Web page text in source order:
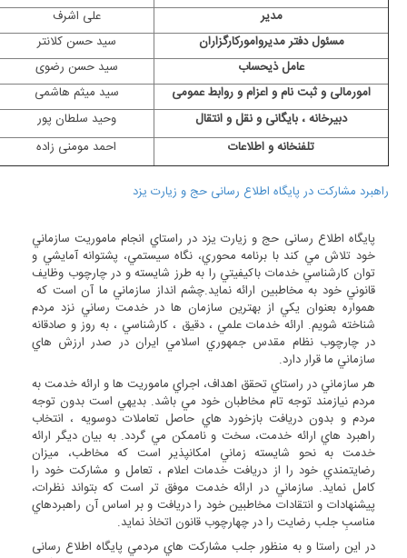
مدیر
علی اشرف
مسئول دفتر مدیروامورکارگزاران
سید حسن کلانتر
عامل ذیحساب
سید حسن رضوی
امورمالی و ثبت نام و اعزام و روابط عمومی
سید میثم هاشمی
دبیرخانه ، بایگانی و نقل و انتقال
وحید سلطان پور
تلفنخانه و اطلاعات
احمد مومنی زاده
راهبرد مشارکت در پایگاه اطلاع رسانی حج و زیارت یزد
پایگاه اطلاع رسانی حج و زیارت یزد در راستاي انجام ماموريت سازماني
خود تلاش مي کند با برنامه محوري، نگاه سيستمي، پشتوانه آمايشي و
توان کارشناسي خدمات باکيفيتي را به طرز شايسته و در چارچوب وظايف
قانوني خود به مخاطبين ارائه نمايد.چشم انداز سازماني ما آن است که
همواره بعنوان يکي از بهترين سازمان ها در خدمت رساني نزد مردم
شناخته شويم. ارائه خدمات علمي ، دقيق ، کارشناسي ، به روز و صادقانه
در چارچوب نظام مقدس جمهوري اسلامي ايران در صدر ارزش هاي
سازماني ما قرار دارد.
هر سازماني در راستاي تحقق اهداف، اجراي ماموريت ها و ارائه خدمت به
مردم نيازمند توجه تام مخاطبان خود مي باشد. بديهي است بدون توجه
مردم و بدون دريافت بازخورد هاي حاصل تعاملات دوسويه ، انتخاب
راهبرد هاي ارائه خدمت، سخت و ناممکن مي گردد. به بيان ديگر ارائه
خدمت به نحو شايسته زماني امکانپذير است که مخاطب، ميزان
رضايتمندي خود را از دريافت خدمات اعلام ، تعامل و مشارکت خود را
کامل نمايد. سازماني در ارائه خدمت موفق تر است که بتواند نظرات،
پيشنهادات و انتقادات مخاطبين خود را دريافت و بر اساس آن راهبردهاي
مناسبِ جلب رضايت را در چهارچوب قانون اتخاذ نمايد.
در اين راستا و به منظور جلب مشارکت هاي مردمي پایگاه اطلاع رسانی